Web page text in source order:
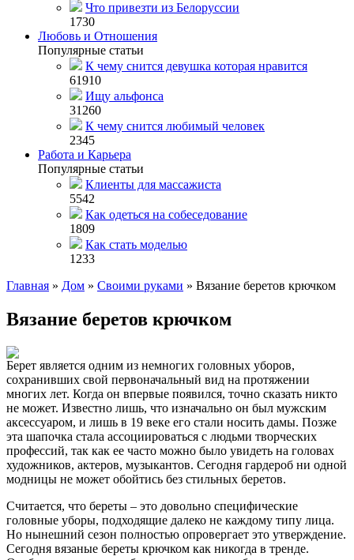
Что привезти из Белоруссии
1730
Любовь и Отношения
Популярные статьи
К чему снится девушка которая нравится
61910
Ищу альфонса
31260
К чему снится любимый человек
2345
Работа и Карьера
Популярные статьи
Клиенты для массажиста
5542
Как одеться на собеседование
1809
Как стать моделью
1233
Главная » Дом » Своими руками » Вязание беретов крючком
Вязание беретов крючком
Берет является одним из немногих головных уборов,
сохранивших свой первоначальный вид на протяжении
многих лет. Когда он впервые появился, точно сказать никто
не может. Известно лишь, что изначально он был мужским
аксессуаром, и лишь в 19 веке его стали носить дамы. Позже
эта шапочка стала ассоциироваться с людьми творческих
профессий, так как ее часто можно было увидеть на головах
художников, актеров, музыкантов. Сегодня гардероб ни одной
модницы не может обойтись без стильных беретов.
Считается, что береты – это довольно специфические
головные уборы, подходящие далеко не каждому типу лица.
Но нынешний сезон полностью опровергает это утверждение.
Сегодня вязаные береты крючком как никогда в тренде.